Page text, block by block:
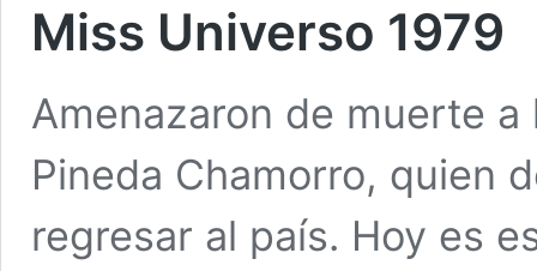
Miss Universo 1979
Amenazaron de muerte
Pineda Chamorro, quien
regresar al país. Hoy es